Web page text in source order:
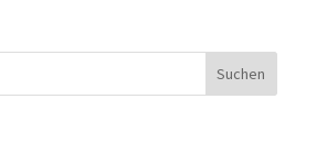
Suchen